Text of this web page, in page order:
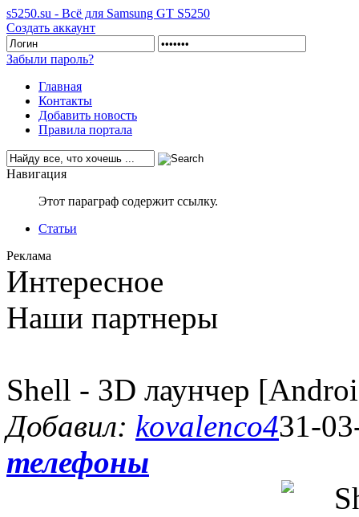
s5250.su - Всё для Samsung GT S5250
Создать аккаунт
Забыли пароль?
Главная
Контакты
Добавить новость
Правила портала
Навигация
Этот параграф содержит ссылку.
Статьи
Реклама
Интересное
Наши партнеры
Shell - 3D лаунчер
Добавил: kovalenco431-
телефоны